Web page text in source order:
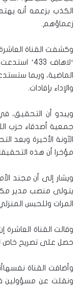
الكذب بزعمه أنه
زعماؤهم.
وكشفت القناة العاشرة
‘لاهاف
الماضية، وربما
والإداء بإفادات.
ويبدو أن التحقيق،
جمعية أصدقاء حزب
الآونة الأخيرة وبعد
مؤخرا أن هذه
ويشار إلى أن مجند
يتولى منصب مدير
المرات وللحبس
وقالت القناة
حصل على تصريح خاص
وأضافت القناة
ونقلت عن مسؤولين